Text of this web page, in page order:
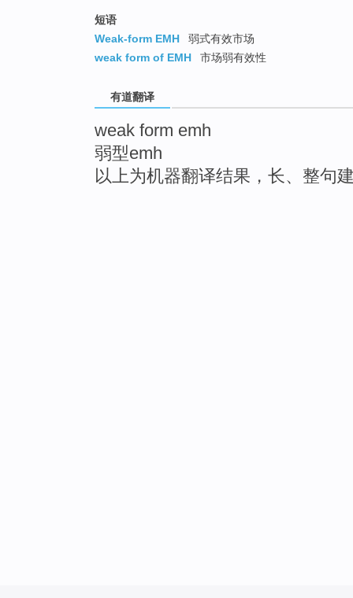
短语
Weak-form EMH
弱式有效市场
weak form of EMH
市场弱有效性
有道翻译
weak form emh
弱型emh
以上为机器翻译结果，长、整句